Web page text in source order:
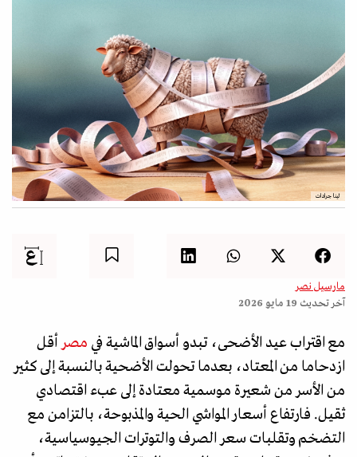
لينا جرادات
مارسيل نصر
آخر تحديث 19 مايو 2026
مع اقتراب عيد الأضحى، تبدو أسواق الماشية في مصر أقل
ازدحاما من المعتاد، بعدما تحولت الأضحية بالنسبة إلى كثير
من الأسر من شعيرة موسمية معتادة إلى عبء اقتصادي
ثقيل. فارتفاع أسعار المواشي الحية والمذبوحة، بالتزامن مع
التضخم وتقلبات سعر الصرف والتوترات الجيوسياسية،